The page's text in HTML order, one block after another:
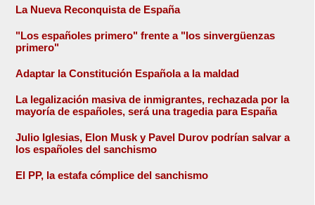
La Nueva Reconquista de España
"Los españoles primero" frente a "los sinvergüenzas
primero"
Adaptar la Constitución Española a la maldad
La legalización masiva de inmigrantes, rechazada por la
mayoría de españoles, será una tragedia para España
Julio Iglesias, Elon Musk y Pavel Durov podrían salvar a
los españoles del sanchismo
El PP, la estafa cómplice del sanchismo